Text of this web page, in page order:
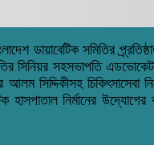
ডায়াবেটিক সমিতির
সিনিয়র সহসভাপতি
আলম সিদ্দিকীসহ
হাসপাতাল নির্মানের